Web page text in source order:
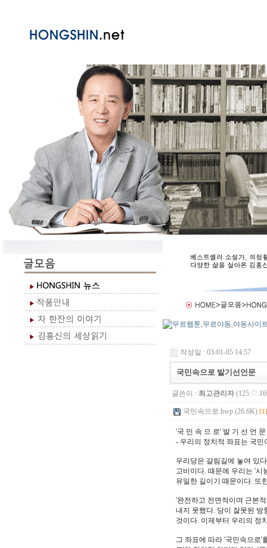
작성일 : 03-01-05 14:57
국민속으로 발기선언문
글쓴이 : 최고관리자
국민속으로.hwp (26.6K) [1]
'국 민 속 으 로' 발 기 선 언 문
- 우리의 정치적 좌표는 국민
우리당은 갈림길에 놓여 있
고비이다. 때문에 우리는 '시
유일한 길이기 때문이다. 또
'완전하고 전면적이며 근본
내지 못했다. 당이 잘못된 방
것이다. 이제부터 우리의 정
그 좌표에 따라 '국민속으로'